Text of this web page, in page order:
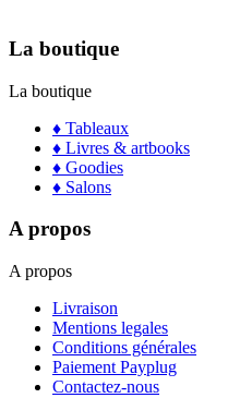
La boutique
La boutique
♦ Tableaux
♦ Livres & artbooks
♦ Goodies
♦ Salons
A propos
A propos
Livraison
Mentions legales
Conditions générales
Paiement Payplug
Contactez-nous